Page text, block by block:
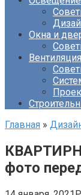
Окна и
Вентиляция
Главная »
фото